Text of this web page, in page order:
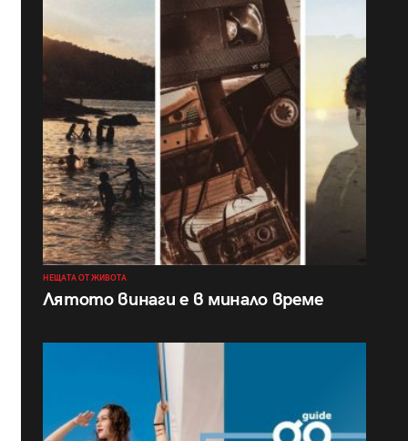
НЕЩАТА ОТ ЖИВОТА
Лятото винаги е в минало време